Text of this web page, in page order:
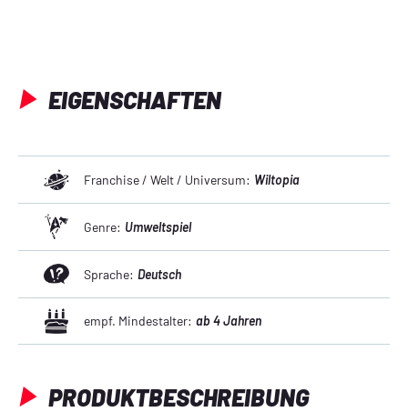
PRODUKTBESCHREIBUNG
EIGENSCHAFTEN
Franchise / Welt / Universum: Wiltopia
Genre: Umweltspiel
Sprache: Deutsch
empf. Mindestalter: ab 4 Jahren